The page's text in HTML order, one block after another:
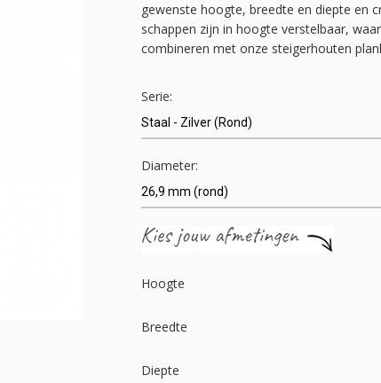
gewenste hoogte, breedte en diepte en
schappen zijn in hoogte verstelbaar,
combineren met onze steigerhouten
Serie:
Diameter:
Hoogte
Breedte
Diepte